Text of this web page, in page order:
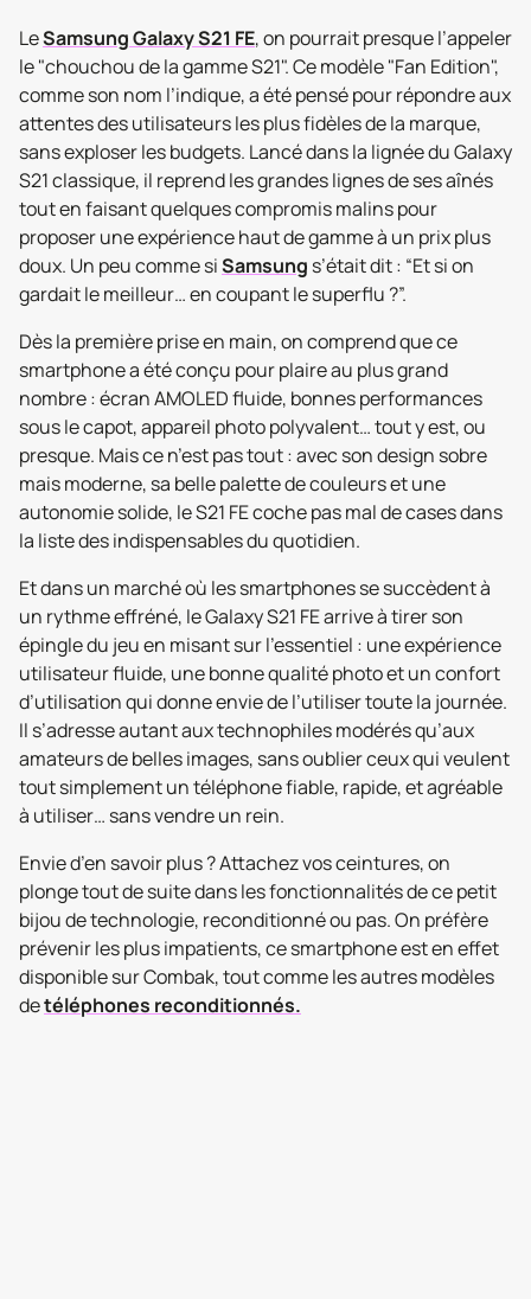
LeSamsung Galaxy S21 FE, on pourrait presque l’appeler
le "chouchou de la gamme S21". Ce modèle "Fan Edition",
comme son nom l’indique, a été pensé pour répondre aux
attentes des utilisateurs les plus fidèles de la marque,
sans exploser les budgets. Lancé dans la lignée du Galaxy
S21 classique, il reprend les grandes lignes de ses aînés
tout en faisant quelques compromis malins pour
proposer une expérience haut de gamme à un prix plus
doux. Un peu comme siSamsung s’était dit : “Et si on
gardait le meilleur… en coupant le superflu ?”.
Dès la première prise en main, on comprend que ce
smartphone a été conçu pour plaire au plus grand
nombre : écran AMOLED fluide, bonnes performances
sous le capot, appareil photo polyvalent… tout y est, ou
presque. Mais ce n’est pas tout : avec son design sobre
mais moderne, sa belle palette de couleurs et une
autonomie solide, le S21 FE coche pas mal de cases dans
la liste des indispensables du quotidien.
Et dans un marché où les smartphones se succèdent à
un rythme effréné, le Galaxy S21 FE arrive à tirer son
épingle du jeu en misant sur l’essentiel : une expérience
utilisateur fluide, une bonne qualité photo et un confort
d’utilisation qui donne envie de l’utiliser toute la journée.
Il s’adresse autant aux technophiles modérés qu’aux
amateurs de belles images, sans oublier ceux qui veulent
tout simplement un téléphone fiable, rapide, et agréable
à utiliser… sans vendre un rein.
Envie d’en savoir plus ? Attachez vos ceintures, on
plonge tout de suite dans les fonctionnalités de ce petit
bijou de technologie, reconditionné ou pas. On préfère
prévenir les plus impatients, ce smartphone est en effet
disponible sur Combak, tout comme les autres modèles
detéléphones reconditionnés.